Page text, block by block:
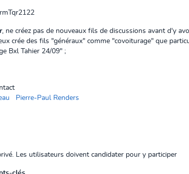
, ne créez pas de nouveaux fils de discussions avant d'y
crée des fils "généraux" comme "covoiturage" que
Bxl Tahier 24/09" ;
Pierre-Paul Renders
Les utilisateurs doivent candidater pour y participer